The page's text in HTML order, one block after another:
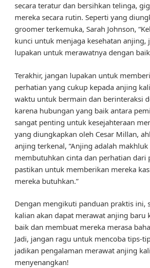
secara teratur dan bersihkan telinga,
mereka secara rutin. Seperti yang
groomer terkemuka, Sarah Johnson,
kunci untuk menjaga kesehatan anjing,
lupakan untuk merawatnya dengan
Terakhir, jangan lupakan untuk
perhatian yang cukup kepada anjing
waktu untuk bermain dan berinteraksi
karena hubungan yang baik antara
sangat penting untuk kesejahteraan
yang diungkapkan oleh Cesar Millan,
anjing terkenal, “Anjing adalah makhluk
membutuhkan cinta dan perhatian dari
pastikan untuk memberikan mereka
mereka butuhkan.”
Dengan mengikuti panduan praktis ini,
kalian akan dapat merawat anjing baru
baik dan membuat mereka merasa
Jadi, jangan ragu untuk mencoba tips-
jadikan pengalaman merawat anjing
menyenangkan!